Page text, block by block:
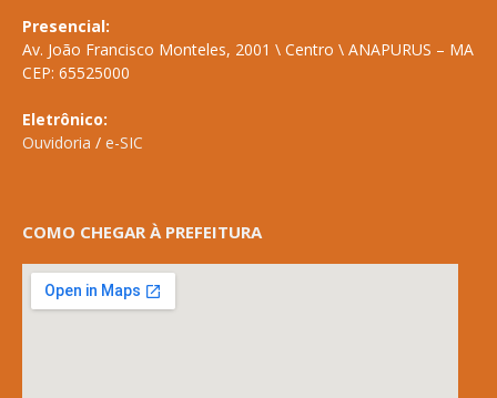
Presencial:
Av. João Francisco Monteles, 2001 \ Centro \ ANAPURUS – MA
CEP: 65525000
Eletrônico:
Ouvidoria / e-SIC
COMO CHEGAR À PREFEITURA